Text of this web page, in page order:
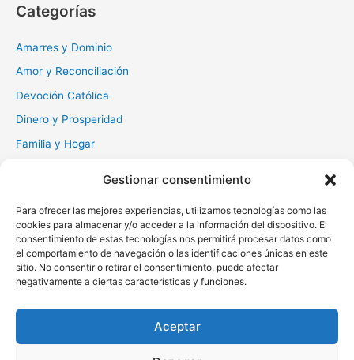
Gestionar consentimiento
Para ofrecer las mejores experiencias, utilizamos tecnologías como las
cookies para almacenar y/o acceder a la información del dispositivo. El
consentimiento de estas tecnologías nos permitirá procesar datos como
el comportamiento de navegación o las identificaciones únicas en este
sitio. No consentir o retirar el consentimiento, puede afectar
negativamente a ciertas características y funciones.
Aceptar
a
r
Categorías
Amarres y Dominio
Amor y Reconciliación
Devoción Católica
Dinero y Prosperidad
Familia y Hogar
Muerte y Difuntos
Oraciones Diarias
Otras
Protección y Liberación
Salud y Sanación